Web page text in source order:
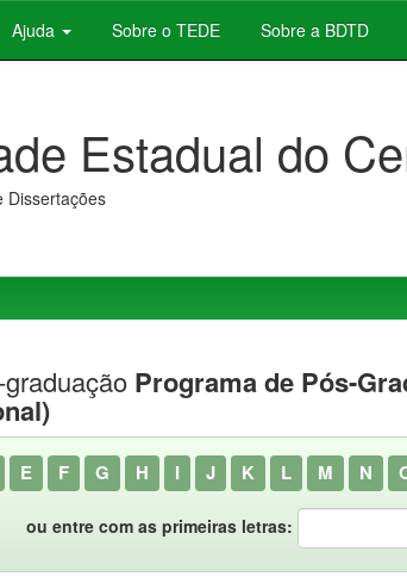
Ajuda Sobre o TEDE Sobre a BDTD
Estadual do
Dissertações
Programa de Pós-
E F G H I J K L M N
ou entre com as primeiras letras: